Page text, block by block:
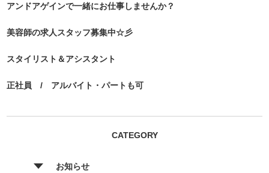
アンドアゲインで一緒にお仕事しませんか？
美容師の求人スタッフ募集中☆彡
スタイリスト＆アシスタント
正社員 / アルバイト・パートも可
CATEGORY
お知らせ